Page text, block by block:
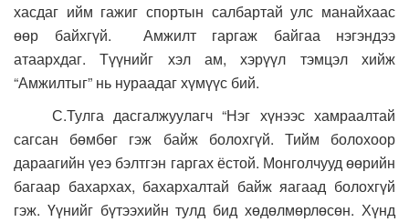
хасдаг ийм гажиг спортын салбартай улс манайхаас
өөр байхгүй. Амжилт гаргаж байгаа нэгэндээ
атаархдаг. Түүнийг хэл ам, хэрүүл тэмцэл хийж
“Амжилтыг” нь нураадаг хүмүүс бий.
С.Тулга дасгалжуулагч “Нэг хүнээс хамраалтай
сагсан бөмбөг гэж байж болохгүй. Тийм болохоор
дараагийн үеэ бэлтгэн гаргах ёстой. Монголчууд өөрийн
багаар бахархах, бахархалтай байж яагаад болохгүй
гэж. Үүнийг бүтээхийн тулд бид хөдөлмөрлөсөн. Хүнд